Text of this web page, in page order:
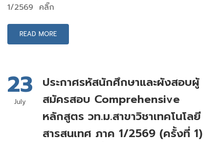
1/2569 คลิ๊ก
READ MORE
23
July
ประกาศรหัสนักศึกษาและผังสอบผู้
สมัครสอบ Comprehensive
หลักสูตร วท.ม.สาขาวิชาเทคโนโลยี
สารสนเทศ ภาค 1/2569 (ครั้งที่ 1)